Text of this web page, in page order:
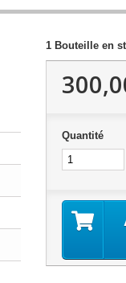
1 Bouteille en
Quantité